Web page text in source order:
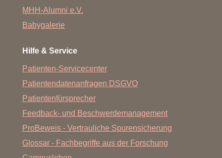
MHH-Alumni e.V.
Babygalerie
Hilfe & Service
Patienten-Servicecenter
Patientendatenanfragen DSGVO
Patientenfürsprecher
Feedback- und Beschwerdemanagement
ProBeweis - Vertrauliche Spurensicherung
Glossar - Fachbegriffe aus der Forschung